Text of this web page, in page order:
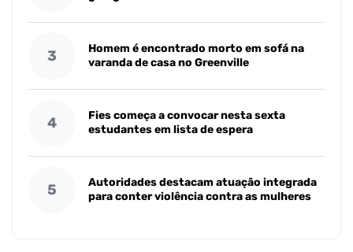
3
Homem é encontrado morto em sofá na
varanda de casa no Greenville
4
Fies começa a convocar nesta sexta
estudantes em lista de espera
5
Autoridades destacam atuação integrada
para conter violência contra as mulheres